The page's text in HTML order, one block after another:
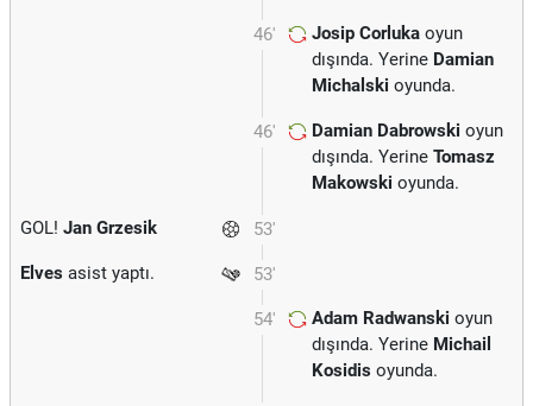
46' Josip Corluka oyun
dışında. Yerine Damian
Michalski oyunda.
46' Damian Dabrowski oyun
dışında. Yerine Tomasz
Makowski oyunda.
53'
GOL! Jan Grzesik
53'
Elves asist yaptı.
54' Adam Radwanski oyun
dışında. Yerine Michail
Kosidis oyunda.